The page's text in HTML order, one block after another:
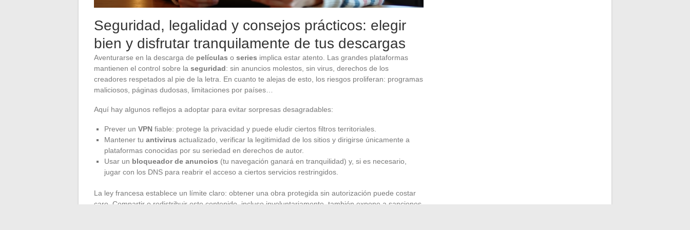
Seguridad, legalidad y consejos prácticos: elegir
bien y disfrutar tranquilamente de tus descargas
Aventurarse en la descarga de películas o series implica estar atento. Las grandes plataformas
mantienen el control sobre la seguridad: sin anuncios molestos, sin virus, derechos de los
creadores respetados al pie de la letra. En cuanto te alejas de esto, los riesgos proliferan: programas
maliciosos, páginas dudosas, limitaciones por países…
Aquí hay algunos reflejos a adoptar para evitar sorpresas desagradables:
Prever un VPN fiable: protege la privacidad y puede eludir ciertos filtros territoriales.
Mantener tu antivirus actualizado, verificar la legitimidad de los sitios y dirigirse únicamente a
plataformas conocidas por su seriedad en derechos de autor.
Usar un bloqueador de anuncios (tu navegación ganará en tranquilidad) y, si es necesario,
jugar con los DNS para reabrir el acceso a ciertos servicios restringidos.
La ley francesa establece un límite claro: obtener una obra protegida sin autorización puede costar
caro. Compartir o redistribuir este contenido, incluso involuntariamente, también expone a sanciones